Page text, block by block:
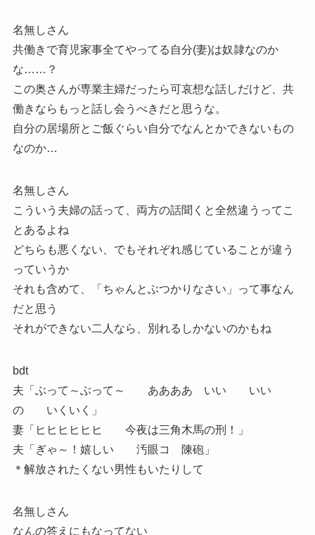
名無しさん
共働きで育児家事全てやってる自分(妻)は奴隷なのか
な……？
この奥さんが専業主婦だったら可哀想な話しだけど、共
働きならもっと話し会うべきだと思うな。
自分の居場所とご飯ぐらい自分でなんとかできないもの
なのか…
名無しさん
こういう夫婦の話って、両方の話聞くと全然違うってこ
とあるよね
どちらも悪くない、でもそれぞれ感じていることが違う
っていうか
それも含めて、「ちゃんとぶつかりなさい」って事なん
だと思う
それができない二人なら、別れるしかないのかもね
bdt
夫「ぶって～ぶって～ ああああ いい いい
の いくいく」
妻「ヒヒヒヒヒヒ 今夜は三角木馬の刑！」
夫「ぎゃ～！嬉しい 汚眼コ 陳砲」
＊解放されたくない男性もいたりして
名無しさん
なんの答えにもなってない